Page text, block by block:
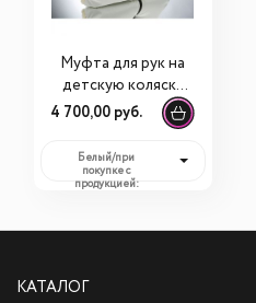
Муфта для рук на
детскую коляску
U.D.LINDEN
"POLAR BEAR"
4 700,00 руб.
Белый/при
покупке с
продукцией:
КАТАЛОГ